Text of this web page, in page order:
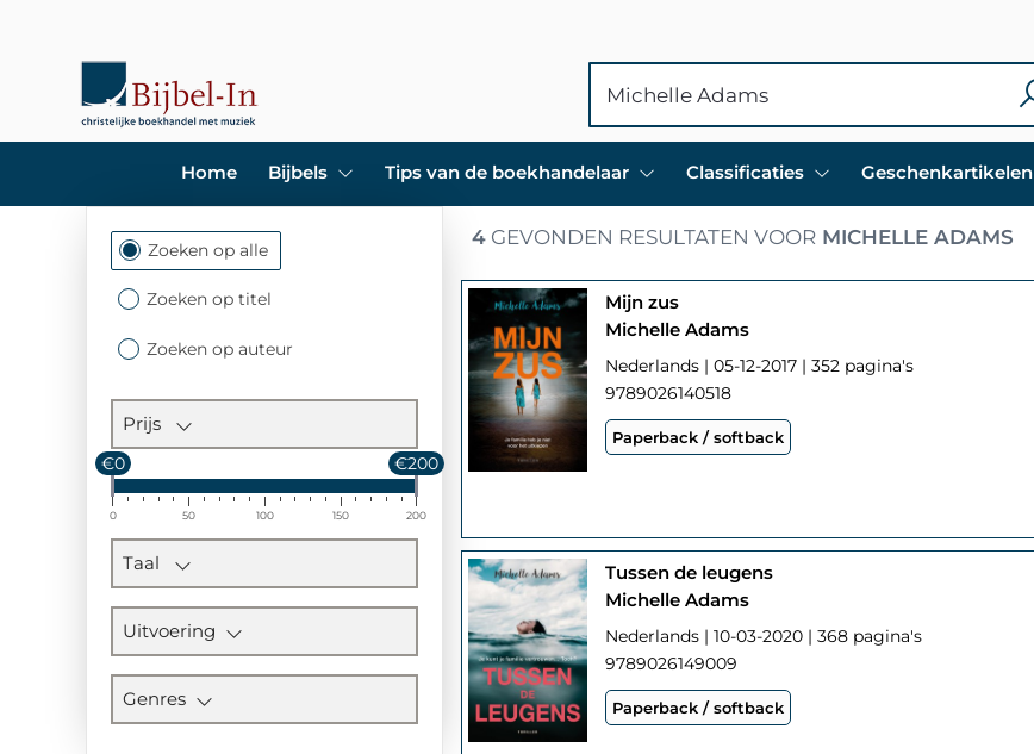
Home Bijbels Tips van de boekhandelaar Classificaties Geschenkartikelen
Filtersectie
Zoeken op alle
Zoeken op titel
Zoeken op auteur
Prijs
€0 €200
0 50 100 150 200
Taal
Uitvoering
Genres
4 GEVONDEN RESULTATEN VOOR MICHELLE ADAMS
Mijn zus
Michelle Adams
Nederlands | 05-12-2017 | 352 pagina's
9789026140518
Paperback / softback
Tussen de leugens
Michelle Adams
Nederlands | 10-03-2020 | 368 pagina's
9789026149009
Paperback / softback